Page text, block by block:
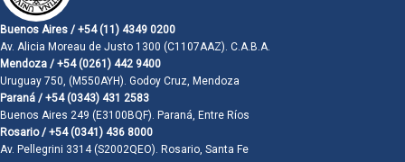
Buenos Aires / +54 (11) 4349 0200
Av. Alicia Moreau de Justo 1300 (C1107AAZ). C.A.B.A.
Mendoza / +54 (0261) 442 9400
Uruguay 750, (M550AYH). Godoy Cruz, Mendoza
Paraná / +54 (0343) 431 2583
Buenos Aires 249 (E3100BQF). Paraná, Entre Ríos
Rosario / +54 (0341) 436 8000
Av. Pellegrini 3314 (S2002QEO). Rosario, Santa Fe